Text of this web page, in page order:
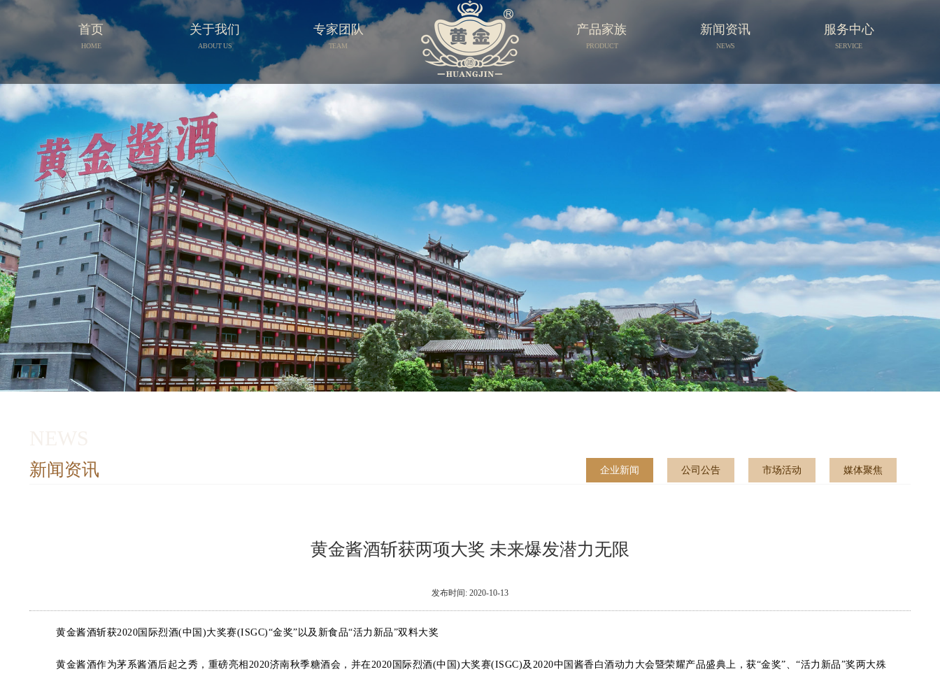
首页
HOME
关于我们
ABOUT US
专家团队
TEAM
产品家族
PRODUCT
新闻资讯
NEWS
服务中心
SERVICE
新闻资讯 企业新闻 公司公告 市场活动 媒体聚焦
黄金酱酒斩获两项大奖 未来爆发潜力无限
发布时间: 2020-10-13
黄金酱酒斩获2020国际烈酒(中国)大奖赛(ISGC)“金奖”以及新食品“活力新品”双料大奖
黄金酱酒作为茅系酱酒后起之秀，重磅亮相2020济南秋季糖酒会，并在2020国际烈酒(中国)大奖赛(ISGC)及2020中国酱香白酒动力大会暨荣耀产品盛典上，获“金奖”、“活力新品”奖两大殊